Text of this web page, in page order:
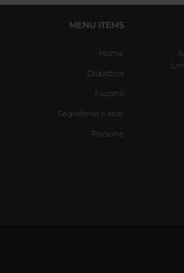
MENU ITEMS
Home
Didattica
Facoltà
Segreterie e sedi
Persone